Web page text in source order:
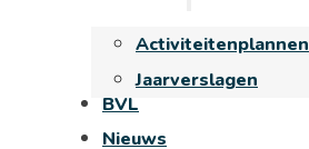
Activiteitenplannen
Jaarverslagen
BVL
Nieuws